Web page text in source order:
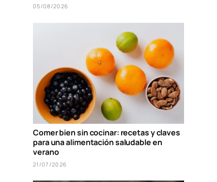
05/08/2026
Comer bien sin cocinar: recetas y claves
para una alimentación saludable en
verano
21/07/2026